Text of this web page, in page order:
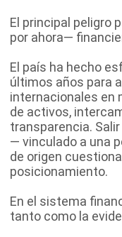
El principal peligro
por ahora—
El país ha hecho
últimos años para
internacionales en
de activos,
transparencia.
— vinculado a una
de origen
posicionamiento.
En el sistema
tanto como la